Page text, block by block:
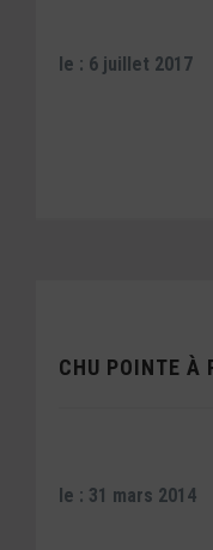
le : 6 juillet 2017
CHU POINTE À
le : 31 mars 2014